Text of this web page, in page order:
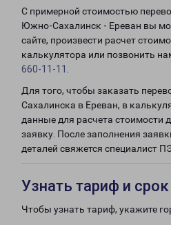
С примерной стоимостью
Южно-Сахалинск - Ереван вы
сайте, произвести расчет
калькулятора или позвонить
660-11-11
Для того, чтобы заказать
Сахалинска в Ереван, в
данные для расчета стоимости
заявку. После заполнения
деталей свяжется специалист
Узнать тариф и
Чтобы узнать тариф, укажите